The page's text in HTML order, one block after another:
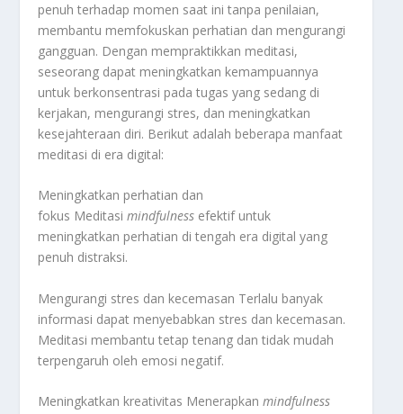
penuh terhadap momen saat ini tanpa penilaian,
membantu memfokuskan perhatian dan mengurangi
gangguan. Dengan mempraktikkan meditasi,
seseorang dapat meningkatkan kemampuannya
untuk berkonsentrasi pada tugas yang sedang di
kerjakan, mengurangi stres, dan meningkatkan
kesejahteraan diri. Berikut adalah beberapa manfaat
meditasi di era digital:
Meningkatkan perhatian dan
fokus Meditasimindfulness efektif untuk
meningkatkan perhatian di tengah era digital yang
penuh distraksi.
Mengurangi stres dan kecemasan Terlalu banyak
informasi dapat menyebabkan stres dan kecemasan.
Meditasi membantu tetap tenang dan tidak mudah
terpengaruh oleh emosi negatif.
Meningkatkan kreativitas Menerapkanmindfulness